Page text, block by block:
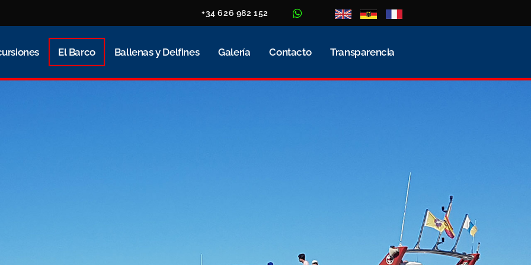
+34 626 982 152
El Barco Ballenas y Delfines Galería Contacto Transparencia